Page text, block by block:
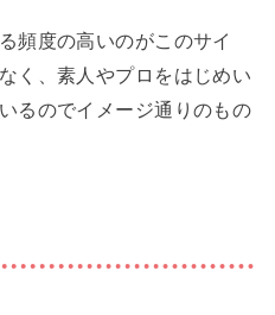
頻度の高いのがこのサイ
く、素人やプロをはじめい
るのでイメージ通りのもの